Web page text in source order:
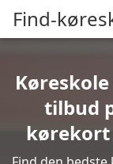
Find-
tilbud